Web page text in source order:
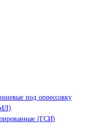
под опрессовку
(ГСИ)